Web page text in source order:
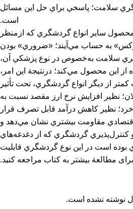
سلامت؛ پاسخي براي حل اين مسائل
است.
ساير انواع گردشگري كه ازمنظر
به حساب مي‌آيند؛ «ضروري» بودن
سلامت به‌خصوص در نوع پزشكي آن،
از اين محصول مي‌كند؛ درنتيجة اين امر،
از ديگر انواع گردشگري، تحت تأثير
نظير افزايش نرخ ارز مقصد نسبت‌ به
نظير كاهش درآمد قابل تصرف قرار
مقاومت بيشتري نشان مي‌دهد و
كنترل‌پذيري گردشگري كه از دغدغه‌هاي
است در اين نوع گردشگري قابليت
مطالعة بیشتر به کتاب مراجعه کنید.
نوشته نشده است.